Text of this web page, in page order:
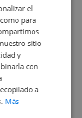
busqué
y la que
por las
tienen.
sido muy
muy atenta
se
más que
el primer
el
para
sitio
y
con
a
Más